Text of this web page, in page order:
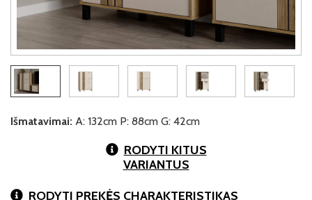
Išmatavimai: A: 132cm P: 88cm G: 42cm
RODYTI KITUS
VARIANTUS
RODYTI PREKĖS CHARAKTERISTIKAS